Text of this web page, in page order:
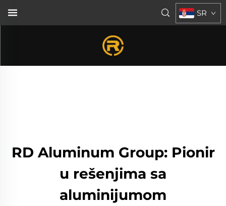
SR
RD Aluminum Group: Pionir
u rešenjima sa
aluminijumom